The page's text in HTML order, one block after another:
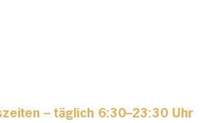
– täglich 6:30–23:30 Uhr